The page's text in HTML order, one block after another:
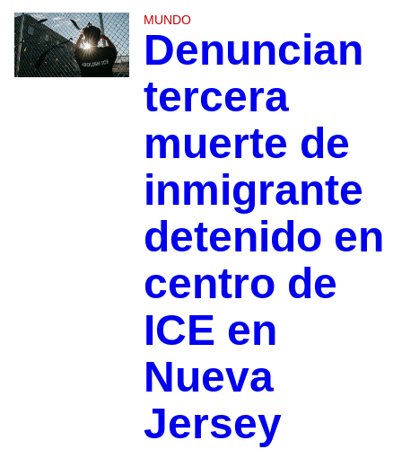
MUNDO
Denuncian
tercera
muerte de
inmigrante
detenido en
centro de
ICE en
Nueva
Jersey